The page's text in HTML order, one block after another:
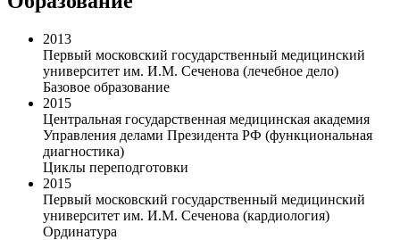
2013
Первый московский государственный медицинский
университет им. И.М. Сеченова (лечебное дело)
Базовое образование
2015
Центральная государственная медицинская академия
Управления делами Президента РФ (функциональная
диагностика)
Циклы переподготовки
2015
Первый московский государственный медицинский
университет им. И.М. Сеченова (кардиология)
Ординатура